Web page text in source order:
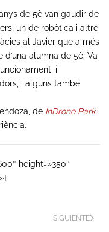
de 5è van gaudir de
un de robòtica i altre
al Javier que a més
alumna de 5è. Va
i
i alguns també
de InDrone Park
height=»350″
SIGUIENTE